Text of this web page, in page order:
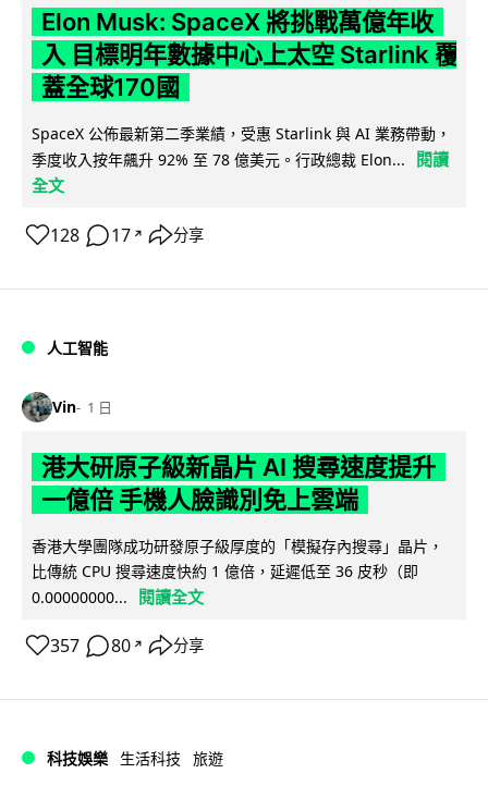
Elon Musk: SpaceX 將挑戰萬億年收
入 目標明年數據中心上太空 Starlink 覆
蓋全球170國
SpaceX 公佈最新第二季業績，受惠 Starlink 與 AI 業務帶動，
季度收入按年飆升 92% 至 78 億美元。行政總裁 Elon...
閱讀
全文
128 17 ↗ 分享
人工智能
Vin 1 日
港大研原子級新晶片 AI 搜尋速度提升
一億倍 手機人臉識別免上雲端
香港大學團隊成功研發原子級厚度的「模擬存內搜尋」晶片，
比傳統 CPU 搜尋速度快約 1 億倍，延遲低至 36 皮秒（即
0.00000000...
閱讀全文
357 80 ↗ 分享
科技娛樂 生活科技 旅遊